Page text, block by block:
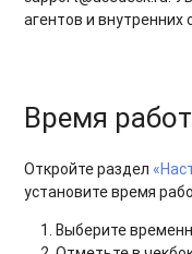
агентов и внутренних
Время
Откройте раздел
установите время
Выберите